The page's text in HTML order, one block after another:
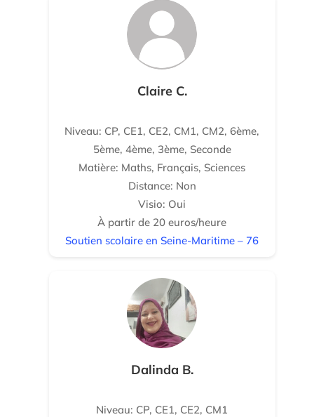
Claire C.
Niveau: CP, CE1, CE2, CM1, CM2, 6ème,
5ème, 4ème, 3ème, Seconde
Matière: Maths, Français, Sciences
Distance: Non
Visio: Oui
À partir de 20 euros/heure
Soutien scolaire en Seine-Maritime – 76
Dalinda B.
Niveau: CP, CE1, CE2, CM1